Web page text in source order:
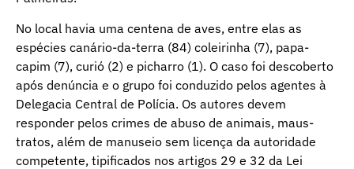
No local havia uma centena de aves, entre elas as
espécies canário-da-terra (84) coleirinha (7), papa-
capim (7), curió (2) e picharro (1). O caso foi descoberto
após denúncia e o grupo foi conduzido pelos agentes à
Delegacia Central de Polícia. Os autores devem
responder pelos crimes de abuso de animais, maus-
tratos, além de manuseio sem licença da autoridade
competente, tipificados nos artigos 29 e 32 da Lei